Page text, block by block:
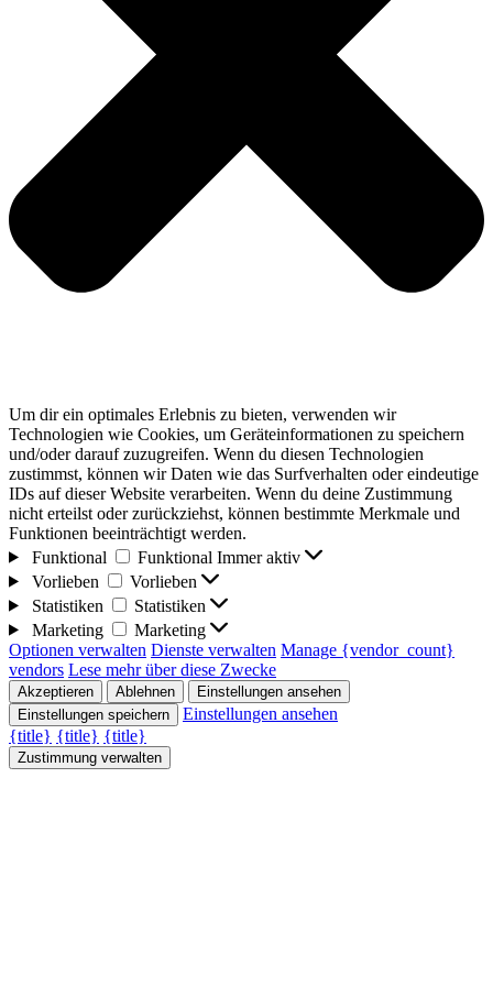
Um dir ein optimales Erlebnis zu bieten, verwenden wir
Technologien wie Cookies, um Geräteinformationen zu speichern
und/oder darauf zuzugreifen. Wenn du diesen Technologien
zustimmst, können wir Daten wie das Surfverhalten oder eindeutige
IDs auf dieser Website verarbeiten. Wenn du deine Zustimmung
nicht erteilst oder zurückziehst, können bestimmte Merkmale und
Funktionen beeinträchtigt werden.
Funktional
Funktional Immer aktiv
Vorlieben
Vorlieben
Statistiken
Statistiken
Marketing
Marketing
Optionen verwalten Dienste verwalten Manage {vendor_count}
vendors Lese mehr über diese Zwecke
Akzeptieren Ablehnen
Einstellungen ansehen
Einstellungen speichern
Einstellungen ansehen
{title} {title} {title}
Zustimmung verwalten